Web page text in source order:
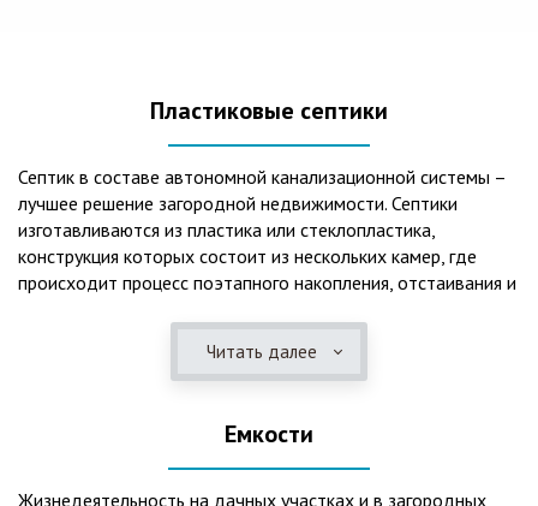
Пластиковые септики
Септик в составе автономной канализационной системы –
лучшее решение загородной недвижимости. Септики
изготавливаются из пластика или стеклопластика,
конструкция которых состоит из нескольких камер, где
происходит процесс поэтапного накопления, отстаивания и
длительный срок службы, так как не подвержены коррозии.
2. Обладают высокой прочностью – способны
состоянии. 3. Могут эксплуатироваться в любом регионе
России при любых низких температурах. 4. Полностью
герметичны, что дает гарантию по полной безопасности
Читать далее
Емкости
Жизнедеятельность на дачных участках и в загородных